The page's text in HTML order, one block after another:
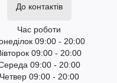
До контактів
Час роботи
09:00 - 20:00
09:00 - 20:00
09:00 - 20:00
Четвер 09:00 - 20:00